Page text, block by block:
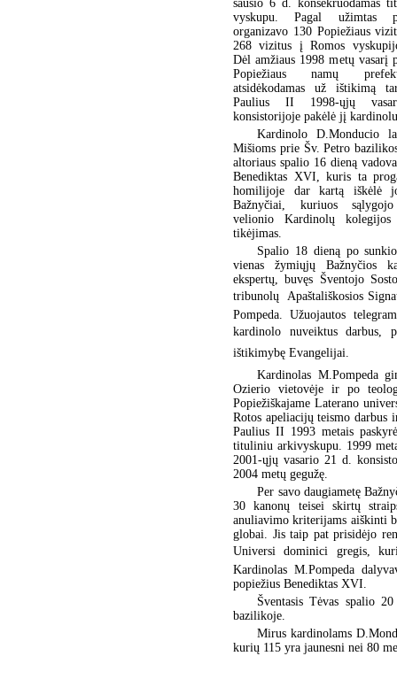
sausio 6 d. konsekruodamas
vyskupu. Pagal užimtas
organizavo 130 Popiežiaus
268 vizitus į Romos
Dėl amžiaus 1998 metų vasarį
Popiežiaus namų
atsidėkodamas už ištikimą
Paulius II 1998-ųjų
konsistorijoje pakėlė jį
Kardinolo D.Monducio
Mišioms prie Šv. Petro
altoriaus spalio 16 dieną
Benediktas XVI, kuris ta
homilijoje dar kartą iškėlė
Bažnyčiai, kuriuos
velionio Kardinolų
tikėjimas.
Spalio 18 dieną po
vienas žymiųjų Bažnyčios
ekspertų, buvęs Šventojo
tribunolų  Apaštališkosios
Pompeda. Užuojautos
kardinolo nuveiktus darbus,
ištikimybę Evangelijai.
Kardinolas M.Pompeda
Ozierio vietovėje ir po
Popiežiškajame Laterano
Rotos apeliacijų teismo darbus
Paulius II 1993 metais
tituliniu arkivyskupu. 1999
2001-ųjų vasario 21 d.
2004 metų gegužę.
Per savo daugiametę
30 kanonų teisei skirtų
anuliavimo kriterijams aiškinti
globai. Jis taip pat prisidėjo
Universi dominici gregis,
Kardinolas M.Pompeda
popiežius Benediktas XVI.
Šventasis Tėvas spalio
bazilikoje.
Mirus kardinolams
kurių 115 yra jaunesni nei 80